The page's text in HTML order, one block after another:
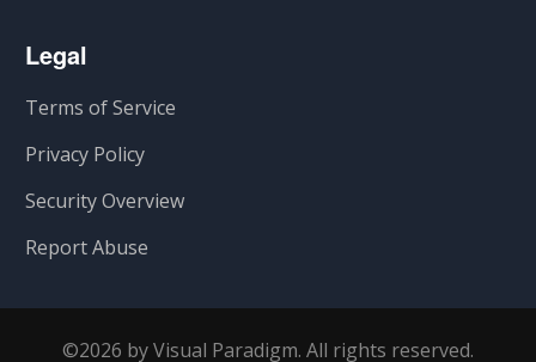
Legal
Terms of Service
Privacy Policy
Security Overview
Report Abuse
©2026 by Visual Paradigm. All rights reserved.